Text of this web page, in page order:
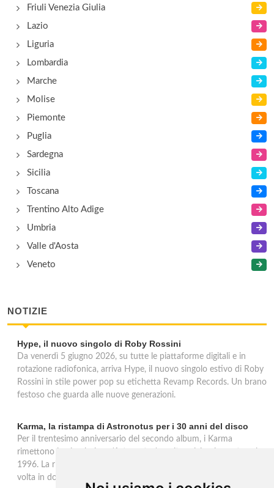
Friuli Venezia Giulia
Lazio
Liguria
Lombardia
Marche
Molise
Piemonte
Puglia
Sardegna
Sicilia
Toscana
Trentino Alto Adige
Umbria
Valle d'Aosta
Veneto
NOTIZIE
Hype, il nuovo singolo di Roby Rossini
Da venerdì 5 giugno 2026, su tutte le piattaforme digitali e in
rotazione radiofonica, arriva Hype, il nuovo singolo estivo di Roby
Rossini in stile power pop su etichetta Revamp Records. Un brano
festoso che guarda alle nuove generazioni.
Karma, la ristampa di Astronotus per i 30 anni del disco
Per il trentesimo anniversario del secondo album, i Karma
rimettono in circolazione 'Astronotus', uscito originariamente nel
1996. La ristampa Sony Music è disponibile in CD e per la prima
volta in doppio vinile gold 180 grammi con bonus track.